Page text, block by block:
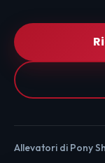
Allevatori di Pony